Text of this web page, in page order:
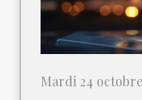
Mardi 24